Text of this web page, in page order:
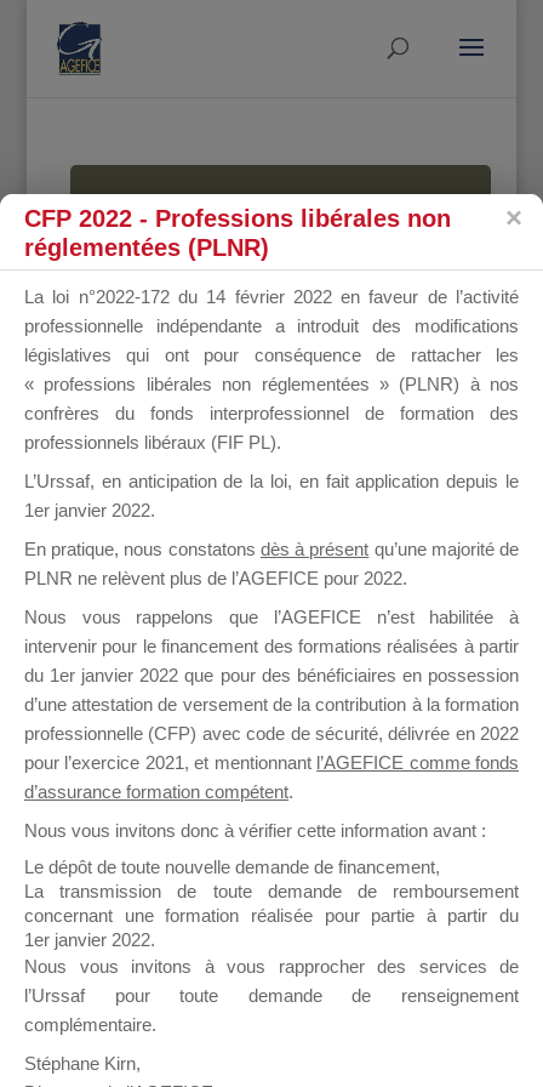
MALLETTE
DU
DIRIGEANT
Groupe Public
il y a un mois
Ce groupe est destiné aux Organismes de
Formation qui souhaitent répondre à l’Appel à
Propositions Mallette du Dirigeant.
sur lequel il est possible de laisser un message
ou poser une question.
NB : Il est nécessaire d’être
pouvoir rejoindre ce groupe
CFP 2022 - Professions libérales non
réglementées (PLNR)
La loi n°2022-172 du 14 février 2022 en faveur de l’activité
professionnelle indépendante a introduit des modifications
législatives qui ont pour conséquence de rattacher les
« professions libérales non réglementées » (PLNR) à nos
confrères du fonds interprofessionnel de formation des
professionnels libéraux (FIF PL).
L’Urssaf, en anticipation de la loi, en fait application depuis le
1er janvier 2022.
En pratique, nous constatons dès à présent qu’une majorité de
PLNR ne relèvent plus de l’AGEFICE pour 2022.
Nous vous rappelons que l’AGEFICE n’est habilitée à
intervenir pour le financement des formations réalisées à partir
du 1er janvier 2022 que pour des bénéficiaires en possession
d’une attestation de versement de la contribution à la formation
professionnelle (CFP) avec code de sécurité, délivrée en 2022
pour l’exercice 2021, et mentionnant l’AGEFICE comme fonds
d’assurance formation compétent.
Nous vous invitons donc à vérifier cette information avant :
Le dépôt de toute nouvelle demande de financement,
La transmission de toute demande de remboursement
concernant une formation réalisée pour partie à partir du
1er janvier 2022.
Nous vous invitons à vous rapprocher des services de
l’Urssaf pour toute demande de renseignement
complémentaire.
Stéphane Kirn,